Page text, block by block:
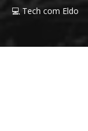
💻 Tech com Eldo